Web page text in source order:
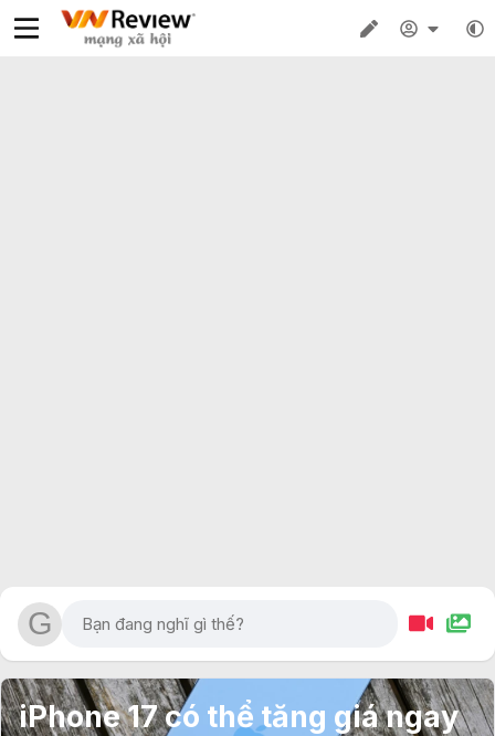
iPhone 17 có thể tăng giá ngay